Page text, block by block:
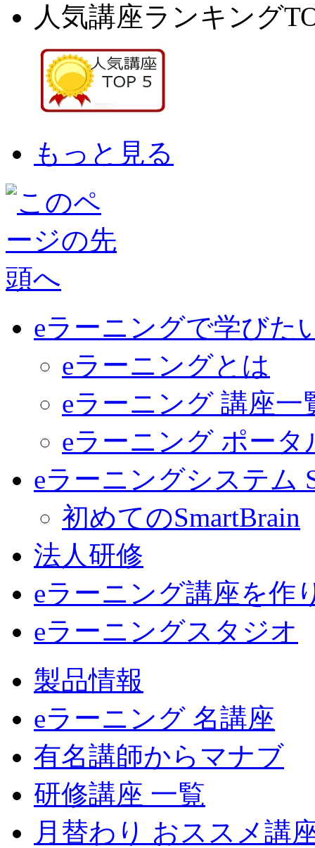
人気講座ランキング
もっと見る
eラーニングで学びた
eラーニングとは
eラーニング 講座一
eラーニング ポータ
eラーニングシステム
初めてのSmartBrain
法人研修
eラーニング講座を作
eラーニングスタジオ
製品情報
eラーニング 名講座
有名講師からマナブ
研修講座 一覧
月替わり おススメ講